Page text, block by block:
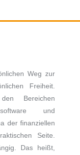
Weg zur
Freiheit.
Bereichen
und
der finanziellen
Seite.
Das heißt,